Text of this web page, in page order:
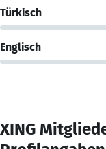
Türkisch
Englisch
XING